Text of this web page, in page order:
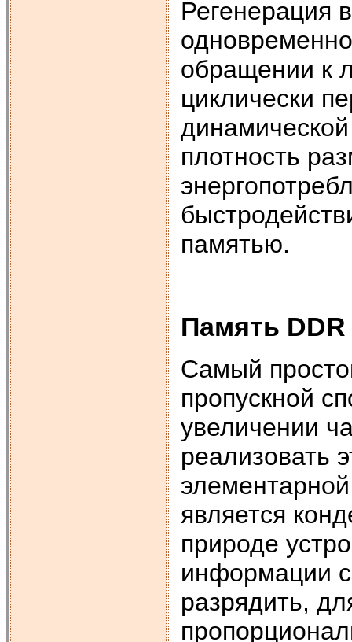
Регенерация
обращении к
циклически
плотность
памятью.
Память DDR
Самый
пропускной
увеличении
реализовать
является
природе
информации
разрядить,